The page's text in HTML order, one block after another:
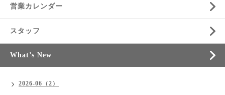
営業カレンダー
スタッフ
What’s New
2026-06（2）